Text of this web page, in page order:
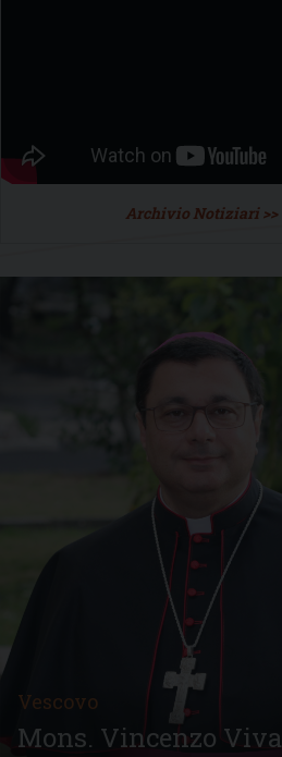
Archivio Notiziari >>
Vescovo
Mons. Vincenzo Viva